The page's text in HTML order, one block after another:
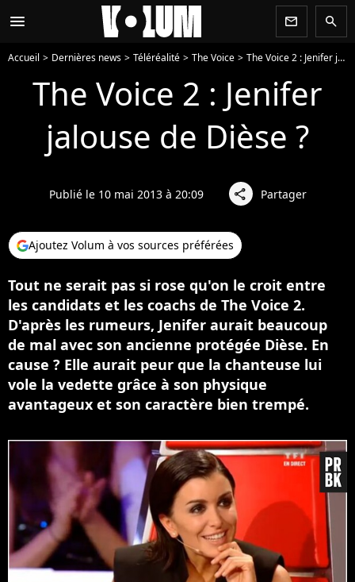
menu newsletter search
Accueil Dernières news Téléréalité The Voice The Voice 2 : Jenifer jalouse de Dièse ?
The Voice 2 : Jenifer
jalouse de Dièse ?
Publié le 10 mai 2013 à 20:09 share Partager
Ajoutez Volum à vos sources préférées
Tout ne serait pas si rose qu'on le croit entre
les candidats et les coachs de The Voice 2.
D'après les rumeurs, Jenifer aurait beaucoup
de mal avec son ancienne protégée Dièse. En
cause ? Elle aurait peur que la chanteuse lui
vole la vedette grâce à son physique
avantageux et son caractère bien trempé.